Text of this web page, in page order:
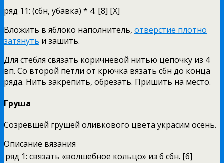
ряд 11: (сбн, убавка) * 4. [8] [X]
Вложить в яблоко наполнитель, отверстие плотно
затянуть и зашить.
Для стебля связать коричневой нитью цепочку из 4
вп. Со второй петли от крючка вязать сбн до конца
ряда. Нить закрепить, обрезать. Пришить на место.
Груша
Созревшей грушей оливкового цвета украсим осень.
Описание вязания
ряд 1: связать «волшебное кольцо» из 6 сбн. [6]